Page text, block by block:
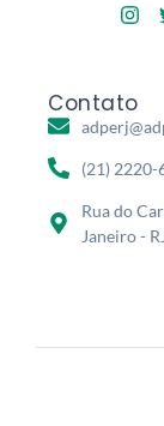
Contato
(21) 2220-
Rua do
Janeiro -